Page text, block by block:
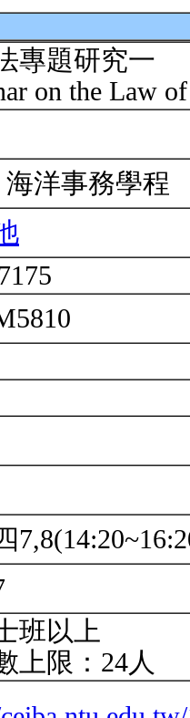
專題研究一
on the Law
洋事務學程
班以上
上限：24人